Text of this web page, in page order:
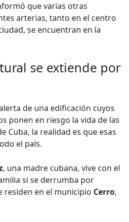
que varias otras
arterias, tanto en el centro
se encuentran en la
se extiende por
de una edificación cuyos
ponen en riesgo la vida de las
Cuba, la realidad es que esas
el país.
, una madre cubana, vive con el
si se derrumba por
residen en el municipio Cerro,